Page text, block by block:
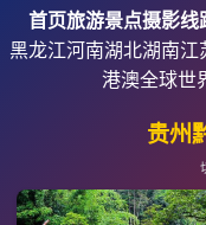
首页旅游景点摄影线
黑龙江河南湖北湖南江
港澳全球世
贵州